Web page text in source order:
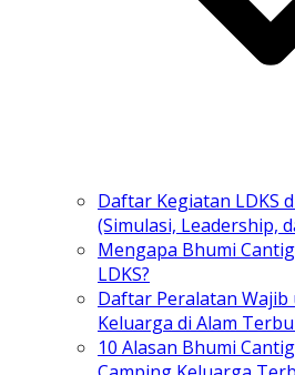
Daftar Kegiatan LDKS
(Simulasi, Leadership,
Mengapa Bhumi
LDKS?
Daftar Peralatan
Keluarga di Alam
10 Alasan Bhumi